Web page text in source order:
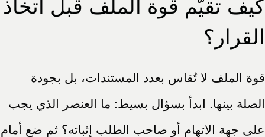
كيف تقيّم قوة الملف قبل اتخاذ
القرار؟
قوة الملف لا تُقاس بعدد المستندات، بل بجودة
الصلة بينها. ابدأ بسؤال بسيط: ما العنصر الذي يجب
على جهة الاتهام أو صاحب الطلب إثباته؟ ثم ضع أمام